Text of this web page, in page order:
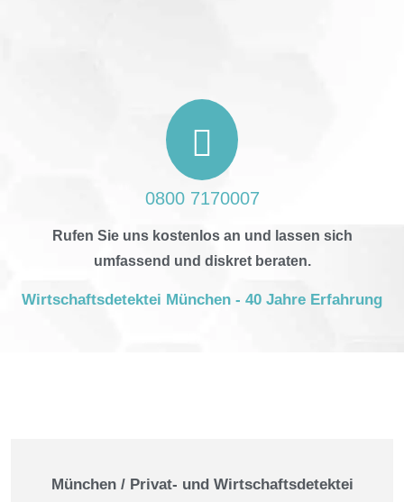
0800 7170007
Rufen Sie uns kostenlos an und lassen sich
umfassend und diskret beraten.
Wirtschaftsdetektei München - 40 Jahre Erfahrung
München / Privat- und Wirtschaftsdetektei